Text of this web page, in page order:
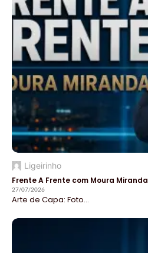
Ligeirinho
Frente A Frente com Moura Miranda
27/07/2026
Arte de Capa: Foto...